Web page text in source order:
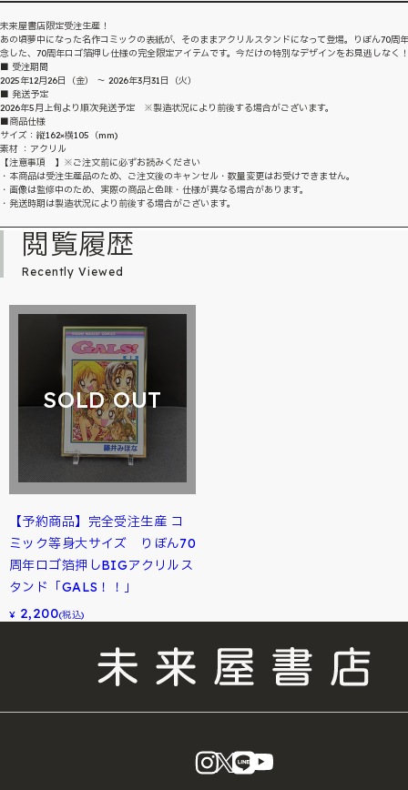
未来屋書店限定受注生産！
あの頃夢中になった名作コミックの表紙が、そのままアクリルスタンドになって登場。りぼん70周
念した、70周年ロゴ箔押し仕様の完全限定アイテムです。今だけの特別なデザインをお見逃しなく！
■ 受注期間
2025年12月26日（金） ～ 2026年3月31日（火）
■ 発送予定
2026年5月上旬より順次発送予定 ※製造状況により前後する場合がございます。
■商品仕様
サイズ：縦162×横105（mm)
素材 ：アクリル
【注意事項 】※ご注文前に必ずお読みください
・本商品は受注生産品のため、ご注文後のキャンセル・数量変更はお受けできません。
・画像は監修中のため、実際の商品と色味・仕様が異なる場合があります。
・発送時期は製造状況により前後する場合がございます。
閲覧履歴
Recently Viewed
SOLD OUT
【予約商品】完全受注生産 コ
ミック等身大サイズ りぼん70
周年ロゴ箔押しBIGアクリルス
タンド「GALS！！」
¥ 2,200(税込)
instagram
X LINE